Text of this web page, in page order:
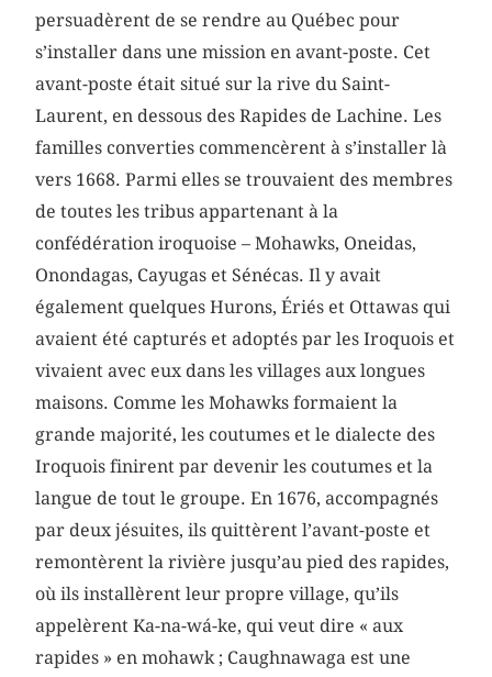
persuadèrent de se rendre au Québec pour
s’installer dans une mission en avant-poste. Cet
avant-poste était situé sur la rive du Saint-
Laurent, en dessous des Rapides de Lachine. Les
familles converties commencèrent à s’installer là
vers 1668. Parmi elles se trouvaient des membres
de toutes les tribus appartenant à la
confédération iroquoise – Mohawks, Oneidas,
Onondagas, Cayugas et Sénécas. Il y avait
également quelques Hurons, Ériés et Ottawas qui
avaient été capturés et adoptés par les Iroquois et
vivaient avec eux dans les villages aux longues
maisons. Comme les Mohawks formaient la
grande majorité, les coutumes et le dialecte des
Iroquois finirent par devenir les coutumes et la
langue de tout le groupe. En 1676, accompagnés
par deux jésuites, ils quittèrent l’avant-poste et
remontèrent la rivière jusqu’au pied des rapides,
où ils installèrent leur propre village, qu’ils
appelèrent Ka-na-wá-ke, qui veut dire « aux
rapides » en mohawk ; Caughnawaga est une